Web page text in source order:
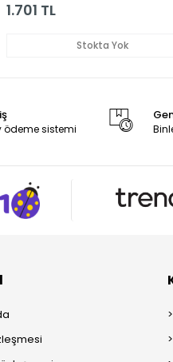
1.701 TL
Stokta Yok
ödeme sistemi